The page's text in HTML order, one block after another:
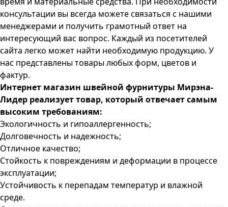
консультации вы всегда можете связаться с нашими
менеджерами и получить грамотный ответ на
интересующий вас вопрос. Каждый из посетителей
сайта легко может найти необходимую продукцию. У
нас представлены товары любых форм, цветов и
фактур.
Интернет магазин швейной фурнитуры Мирэна-
Лидер реализует товар, который отвечает самым
высоким требованиям:
Экологичность и гипоаллергенность;
Долговечность и надежность;
Отличное качество;
Стойкость к повреждениям и деформации в процессе
эксплуатации;
Устойчивость к перепадам температур и влажной
среде.